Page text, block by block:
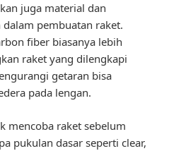
juga material dan
pembuatan raket.
fiber biasanya lebih
raket yang dilengkapi
getaran bisa
pada lengan.
mencoba raket sebelum
pukulan dasar seperti clear,